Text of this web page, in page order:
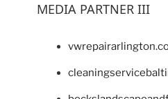
MEDIA PARTNER III